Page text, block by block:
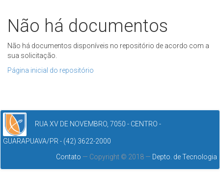
Não há documentos
Não há documentos disponíveis no repositório de acordo com a
sua solicitação.
Página inicial do repositório
RUA XV DE NOVEMBRO, 7050 - CENTRO -
GUARAPUAVA/PR - (42) 3622-2000
Contato — Copyright © 2018 — Depto. de Tecnologia